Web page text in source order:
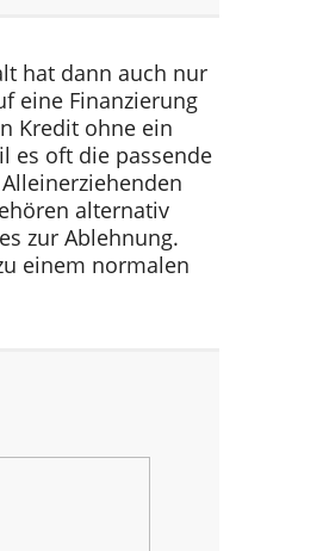
hat dann auch nur
eine Finanzierung
Kredit ohne ein
es oft die passende
alternativ
zur Ablehnung.
einem normalen